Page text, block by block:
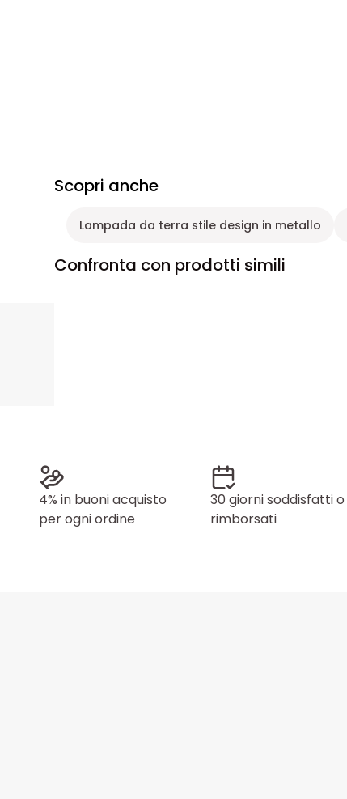
Scopri anche
Lampada da terra stile design in metallo
Confronta con prodotti simili
4% in buoni acquisto
per ogni ordine
30 giorni soddisfatti o
rimborsati